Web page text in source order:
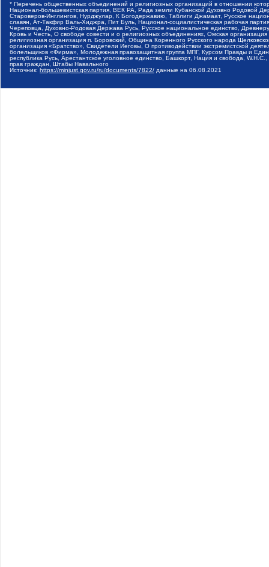
* Перечень общественных объединений и религиозных организаций в отношении
Национал-большевистская партия, ВЕК РА, Рада земли Кубанской Духовно Родовой
Староверов-Инглингов, Нурджулар, К Богодержавию, Таблиги Джамаат, Русское
славян, Ат-Такфир Валь-Хиджра, Пит Буль, Национал-социалистическая рабочая
Череповца, Духовно-Родовая Держава Русь, Русское национальное единство,
Кровь и Честь, О свободе совести и о религиозных объединениях, Омская
религиозная организация п. Боровский, Община Коренного Русского народа
организация «Братство», Свидетели Иеговы, О противодействии экстремистской
болельщиков «Фирма», Молодежная правозащитная группа МПГ, Курсом Правды и
республика Русь, Арестантское уголовное единство, Башкорт, Нация и свобода,
прав граждан, Штабы Навального
Источник: https://minjust.gov.ru/ru/documents/7822/ данные на 06.08.2021